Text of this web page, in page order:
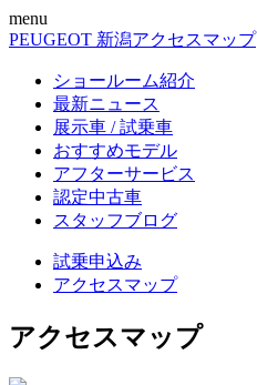
menu
PEUGEOT 新潟アクセスマップ
ショールーム紹介
最新ニュース
展示車 / 試乗車
おすすめモデル
アフターサービス
認定中古車
スタッフブログ
試乗申込み
アクセスマップ
アクセスマップ